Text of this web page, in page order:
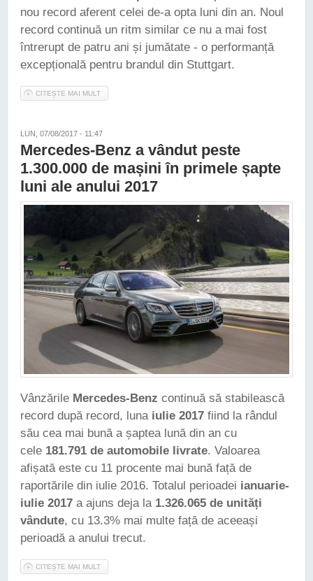
nou record aferent celei de-a opta luni din an. Noul
record continuă un ritm similar ce nu a mai fost
întrerupt de patru ani și jumătate - o performanță
excepțională pentru brandul din Stuttgart.
CITEȘTE MAI MULT
LUN, 07/08/2017 - 11:47
Mercedes-Benz a vândut peste
1.300.000 de mașini în primele șapte
luni ale anului 2017
Vânzările Mercedes-Benz continuă să stabilească
record după record, luna iulie 2017 fiind la rândul
său cea mai bună a șaptea lună din an cu
cele 181.791 de automobile livrate. Valoarea
afișată este cu 11 procente mai bună față de
raportările din iulie 2016. Totalul perioadei ianuarie-
iulie 2017 a ajuns deja la 1.326.065 de unități
vândute, cu 13.3% mai multe față de aceeași
perioadă a anului trecut.
CITEȘTE MAI MULT